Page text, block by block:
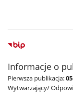
Informacje o
Pierwsza publikacja:
Wytwarzający/